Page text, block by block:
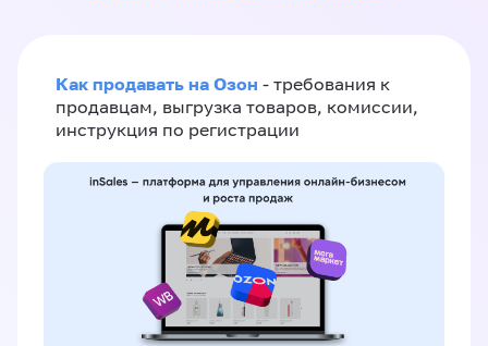
Как продавать на Озон - требования к
продавцам, выгрузка товаров, комиссии,
инструкция по регистрации